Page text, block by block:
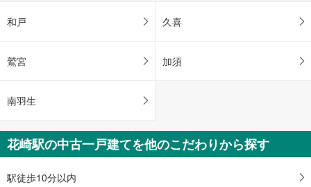
和戸 久喜
鷲宮 加須
南羽生
花崎駅の中古一戸建てを他のこだわりから探す
駅徒歩10分以内